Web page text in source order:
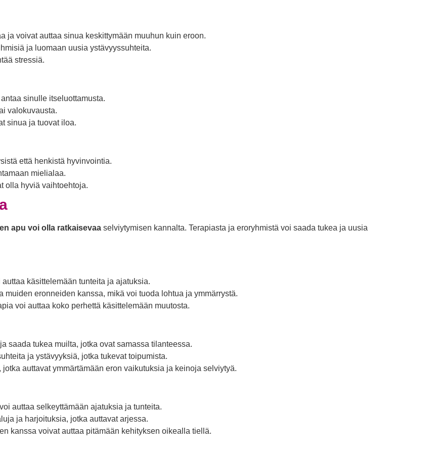
ja voivat auttaa sinua keskittymään muuhun kuin eroon.
ja luomaan uusia ystävyyssuhteita.
stressiä.
sinulle itseluottamusta.
valokuvausta.
sinua ja tuovat iloa.
että henkistä hyvinvointia.
mielialaa.
olla hyviä vaihtoehtoja.
apu voi olla ratkaisevaa selviytymisen kannalta. Terapiasta ja eroryhmistä voi saada tukea ja uusia
käsittelemään tunteita ja ajatuksia.
muiden eronneiden kanssa, mikä voi tuoda lohtua ja ymmärrystä.
voi auttaa koko perhettä käsittelemään muutosta.
saada tukea muilta, jotka ovat samassa tilanteessa.
ja ystävyyksiä, jotka tukevat toipumista.
auttavat ymmärtämään eron vaikutuksia ja keinoja selviytyä.
auttaa selkeyttämään ajatuksia ja tunteita.
ja harjoituksia, jotka auttavat arjessa.
kanssa voivat auttaa pitämään kehityksen oikealla tiellä.